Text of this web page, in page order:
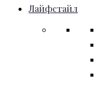
Лайфстайл